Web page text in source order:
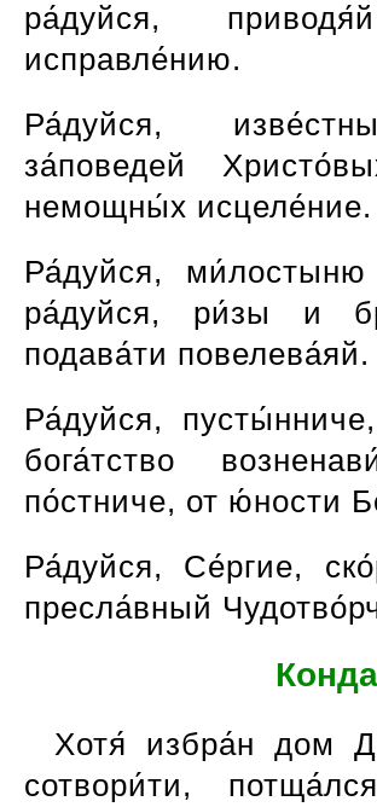
ра́дуйся,
исправле́нию.
Ра́дуйся,
за́поведей
немощны́х исцеле́ние.
Ра́дуйся,
ра́дуйся, ри́зы и
подава́ти повелева́яй.
Ра́дуйся,
бога́тство
по́стниче, от ю́ности
Ра́дуйся, Се́ргие,
пресла́вный
Хотя́ избра́н дом
сотвори́ти,